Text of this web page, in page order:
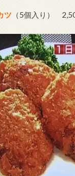
ツ （5個入り）